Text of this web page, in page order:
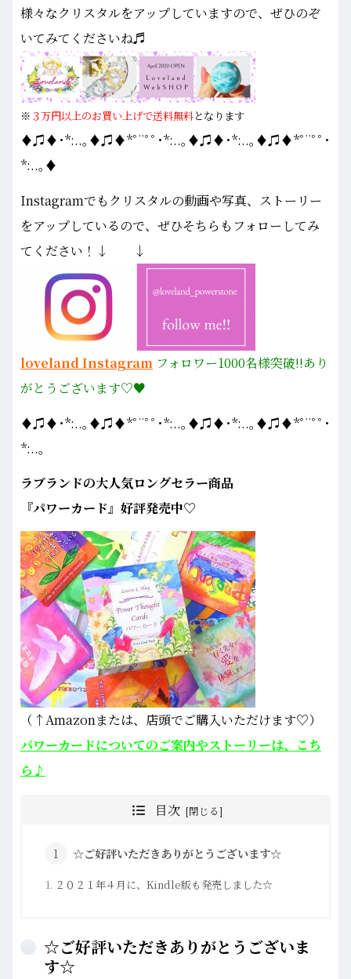
様々なクリスタルをアップしていますので、ぜひのぞ
いてみてくださいね♬
※ ３万円以上のお買い上げで送料無料となります
♦♫♦･*:..｡♦♫♦*ﾟ¨ﾟﾟ･*:..｡♦♫♦･*:..｡♦♫♦*ﾟ¨ﾟﾟ･
*:..｡♦
Instagramでもクリスタルの動画や写真、ストーリー
をアップしているので、ぜひそちらもフォローしてみ
てください！↓ ↓
loveland Instagram フォロワー1000名様突破!!あり
がとうございます♡♥
♦♫♦･*:..｡♦♫♦*ﾟ¨ﾟﾟ･*:..｡♦♫♦･*:..｡♦♫♦*ﾟ¨ﾟﾟ･
*:..｡
ラブランドの大人気ロングセラー商品
『パワーカード』好評発売中♡
（↑Amazonまたは、店頭でご購入いただけます♡）
パワーカードについてのご案内やストーリーは、こち
ら♪
目次
☆ご好評いただきありがとうございます☆
２０２１年４月に、Kindle版も発売しました☆
☆ご好評いただきありがとうございま
す☆